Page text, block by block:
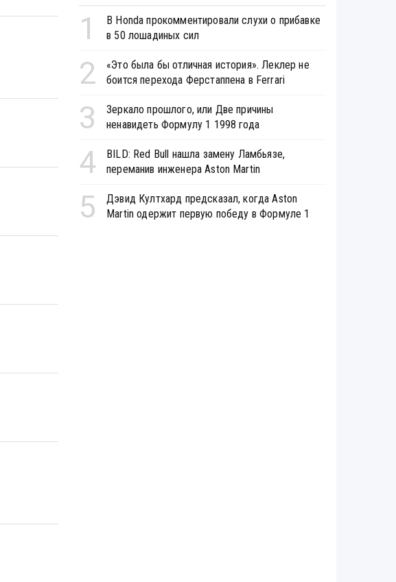
1
В Honda прокомментировали слухи о прибавке
в 50 лошадиных сил
2
«Это была бы отличная история». Леклер не
боится перехода Ферстаппена в Ferrari
3
Зеркало прошлого, или Две причины
ненавидеть Формулу 1 1998 года
4
BILD: Red Bull нашла замену Ламбьязе,
переманив инженера Aston Martin
5
Дэвид Култхард предсказал, когда Aston
Martin одержит первую победу в Формуле 1